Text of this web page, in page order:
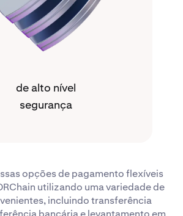
de alto nível
segurança
opções de pagamento flexíveis
utilizando uma variedade de
incluindo transferência